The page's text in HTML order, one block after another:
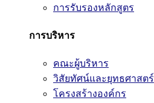
การรับรองหลักสูตร
การบริหาร
คณะผู้บริหาร
วิสัยทัศน์และยุทธศาสตร์
โครงสร้างองค์กร